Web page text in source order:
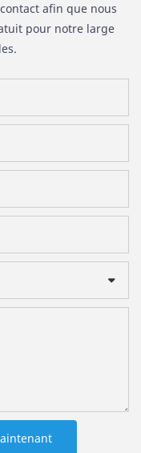
afin que nous
pour notre large